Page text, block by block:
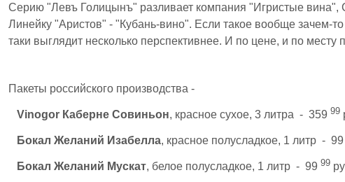
Серию "Левъ Голицынъ" разливает компания "Игристые вина",
Линейку "Аристов" - "Кубань-вино". Если такое вообще зачем-
таки выглядит несколько перспективнее. И по цене, и по месту
Пакеты российского производства -
Vinogor Каберне Совиньон, красное сухое, 3 литра - 359 99
Бокал Желаний Изабелла, красное полусладкое, 1 литр - 99
Бокал Желаний Мускат, белое полусладкое, 1 литр - 99 99